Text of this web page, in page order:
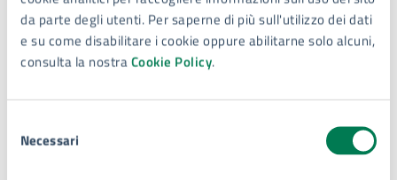
da parte degli utenti. Per saperne di più sull'utilizzo dei dati
e su come disabilitare i cookie oppure abilitarne solo alcuni,
consulta la nostraCookie Policy.
delNecessari
La festa diSan Sebastiano è particolarmente sentita
dagli abitanti diOrtigia, l’isola che costituisce il
come protettore per la sua forza e il suo coraggio.